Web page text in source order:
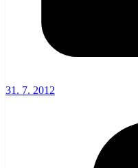
31. 7. 2012